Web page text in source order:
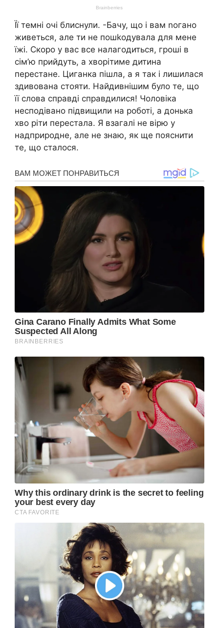
Її темні очі блиснули. -Бачу, що і вам nогано
живеться, але ти не пошkодувала для мене
їжі. Скоро у вас все налагодиться, гроші в
сім’ю прийдуть, а хворітиме дитина
перестане. Циганка пішла, а я так і лишилася
здивована стояти. Найдивнішим було те, що
її слова справді справдилися! Чоловіка
несподівано підвищили на роботі, а донька
хво ріти перестала. Я взагалі не вірю у
надприродне, але не знаю, як ще пояснити
те, що сталося.